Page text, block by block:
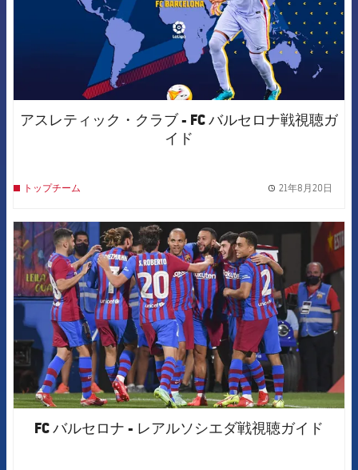
アスレティック・クラブ - FC バルセロナ戦視聴ガ
イド
トップチーム 21年8月20日
FCB Barcelona badge
FC バルセロナ - レアルソシエダ戦視聴ガイド